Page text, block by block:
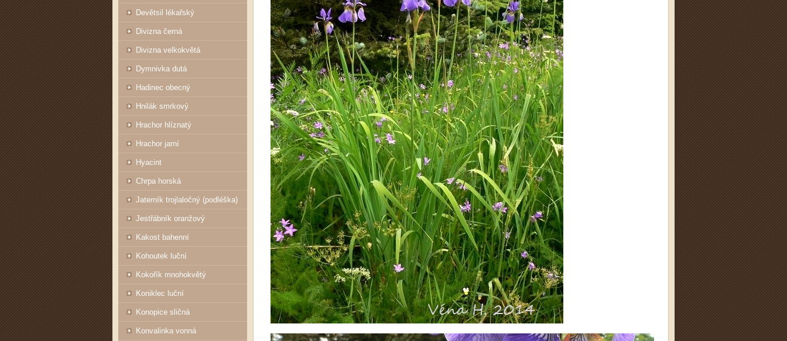
Devětsil lékařský
Divizna černá
Divizna velkokvětá
Dymnivka dutá
Hadinec obecný
Hnilák smrkový
Hrachor hlíznatý
Hrachor jarní
Hyacint
Chrpa horská
Jaterník trojlaločný (podléška)
Jestřábník oranžový
Kakost bahenní
Kohoutek luční
Kokořík mnohokvětý
Koniklec luční
Konopice sličná
Konvalinka vonná